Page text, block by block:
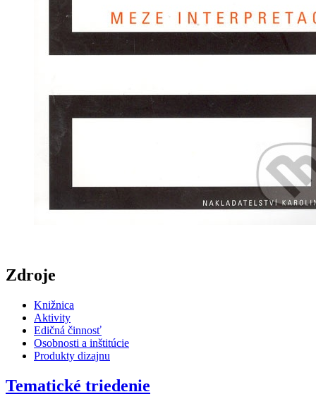
Zdroje
Knižnica
Aktivity
Edičná činnosť
Osobnosti a inštitúcie
Produkty dizajnu
Tematické triedenie